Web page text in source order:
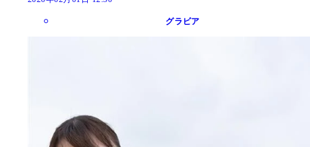
グラビア